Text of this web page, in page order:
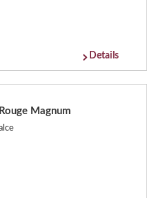
Details
Magnum